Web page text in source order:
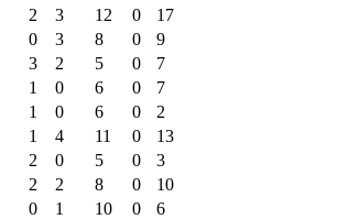
2 3 12 0
17
0 3 8 0
9
3 2 5 0
7
1 0 6 0
7
1 0 6 0
2
1 4 11 0
13
2 0 5 0
3
2 2 8 0
10
0 1 10 0
6